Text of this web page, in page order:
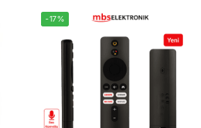
-17%